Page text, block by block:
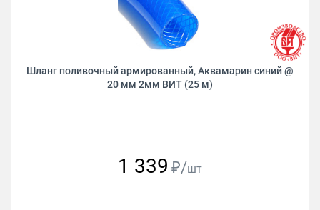
Шланг поливочный армированный, Аквамарин синий @
20 мм 2мм ВИТ (25 м)
1 339 ₽/шт